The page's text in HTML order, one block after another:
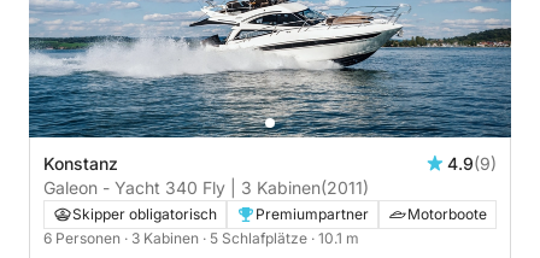
Konstanz 4.9(9)
Galeon - Yacht 340 Fly | 3 Kabinen(2011)
Skipper obligatorisch Premiumpartner
Motorboote
6 Personen · 3 Kabinen · 5 Schlafplätze · 10.1 m